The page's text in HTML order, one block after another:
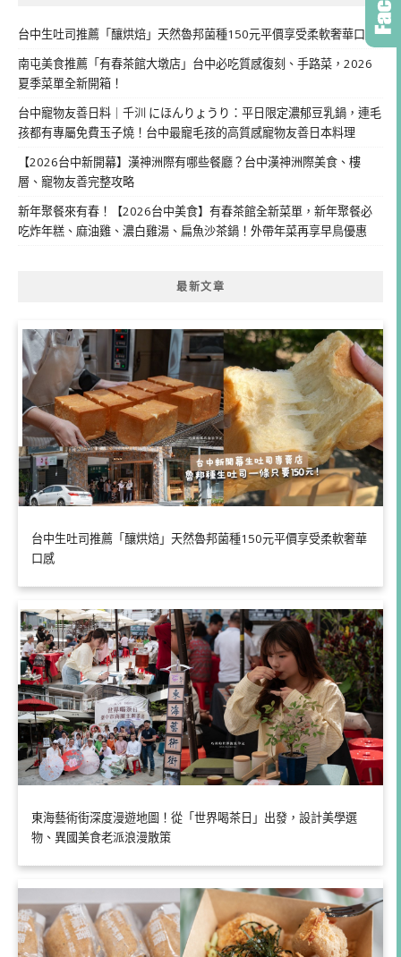
台中生吐司推薦「釀烘焙」天然魯邦菌種150元平價享受柔軟奢華口感
南屯美食推薦「有春茶館大墩店」台中必吃質感復刻、手路菜，2026
夏季菜單全新開箱！
台中寵物友善日料｜千汌 にほんりょうり：平日限定濃郁豆乳鍋，連毛
孩都有專屬免費玉子燒！台中最寵毛孩的高質感寵物友善日本料理
【2026台中新開幕】漢神洲際有哪些餐廳？台中漢神洲際美食、樓
層、寵物友善完整攻略
新年聚餐來有春！【2026台中美食】有春茶館全新菜單，新年聚餐必
吃炸年糕、麻油雞、濃白雞湯、扁魚沙茶鍋！外帶年菜再享早鳥優惠
最新文章
台中生吐司推薦「釀烘焙」天然魯邦菌種150元平價享受柔軟奢華
口感
東海藝術街深度漫遊地圖！從「世界喝茶日」出發，設計美學選
物、異國美食老派浪漫散策